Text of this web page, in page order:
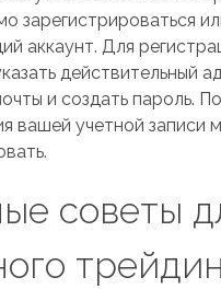
зарегистрироваться
аккаунт. Для
действительный
и создать пароль.
вашей учетной записи
советы